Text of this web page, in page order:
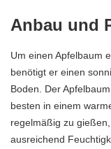
Anbau und
Um einen Apfelbaum
benötigt er einen
Boden. Der
besten in einem
regelmäßig zu
ausreichend